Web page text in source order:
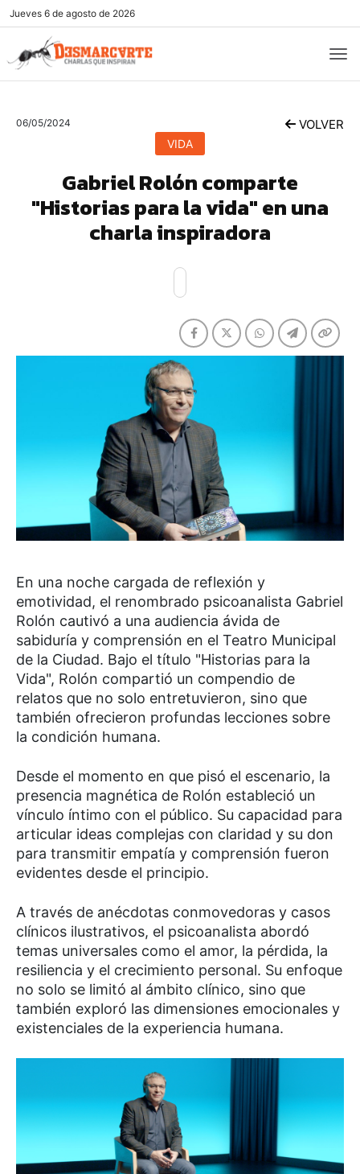
Jueves 6 de agosto de 2026
06/05/2024 VOLVER
VIDA
Gabriel Rolón comparte
"Historias para la vida" en una
charla inspiradora
En una noche cargada de reflexión y
emotividad, el renombrado psicoanalista Gabriel
Rolón cautivó a una audiencia ávida de
sabiduría y comprensión en el Teatro Municipal
de la Ciudad. Bajo el título "Historias para la
Vida", Rolón compartió un compendio de
relatos que no solo entretuvieron, sino que
también ofrecieron profundas lecciones sobre
la condición humana.
Desde el momento en que pisó el escenario, la
presencia magnética de Rolón estableció un
vínculo íntimo con el público. Su capacidad para
articular ideas complejas con claridad y su don
para transmitir empatía y comprensión fueron
evidentes desde el principio.
A través de anécdotas conmovedoras y casos
clínicos ilustrativos, el psicoanalista abordó
temas universales como el amor, la pérdida, la
resiliencia y el crecimiento personal. Su enfoque
no solo se limitó al ámbito clínico, sino que
también exploró las dimensiones emocionales y
existenciales de la experiencia humana.